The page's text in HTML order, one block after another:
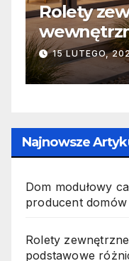
Rolety
różnice
15 LUTEGO,
Najnowsze
Dom modułowy
producent domów
Rolety
podstawowe